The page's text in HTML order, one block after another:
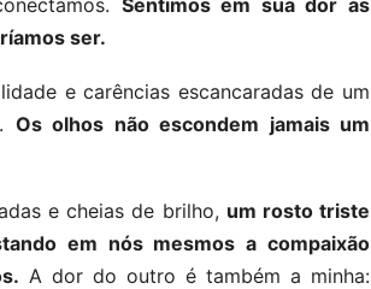
Sentimos em sua dor as
ser.
e carências escancaradas de um
Os olhos não escondem jamais um
e cheias de brilho, um rosto triste
em nós mesmos a compaixão
A dor do outro é também a minha: